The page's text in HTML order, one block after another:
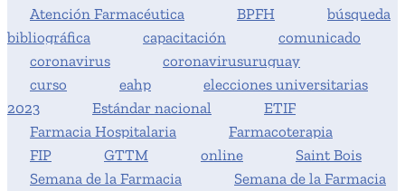
Atención Farmacéutica
BPFH
búsqueda
bibliográfica
capacitación
comunicado
coronavirus
coronavirusuruguay
curso
eahp
elecciones universitarias
2023
Estándar nacional
ETIF
Farmacia Hospitalaria
Farmacoterapia
FIP
GTTM online
Saint Bois
Semana de la Farmacia
Semana de la Farmacia